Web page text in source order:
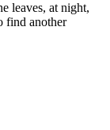
leaves, at night,
find another